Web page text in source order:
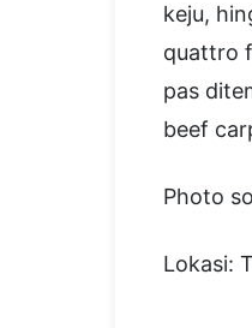
keju,
quattro
pas
beef
Photo
Lokasi: